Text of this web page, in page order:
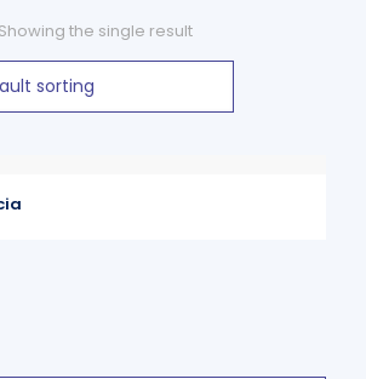
Showing the single result